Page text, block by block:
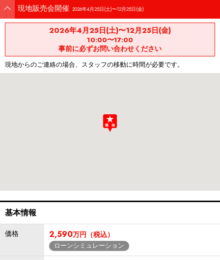
現地販売会開催 2026年4月25日(土)〜12月25日(金)
2026年4月25日(土)〜12月25日(金)
10:00〜17:00
事前に必ずお問い合わせください
現地からのご連絡の場合、スタッフの移動に時間が必要です。
基本情報
価格 2,590万円（税込）
ローンシミュレーション